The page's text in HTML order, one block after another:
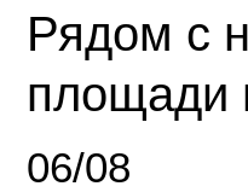
Рядом с
площади
06/08